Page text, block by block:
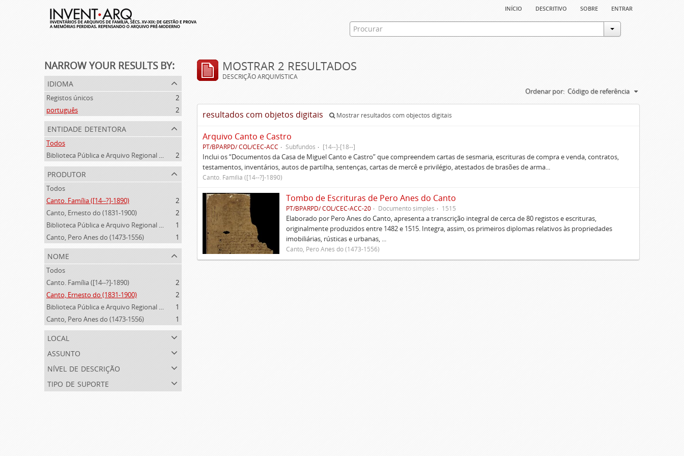
início descritivo sobre entrar
NARROW YOUR RESULTS BY:
idioma
Registos únicos
2
português
2
entidade detentora
Todos
Biblioteca Pública e Arquivo Regional de Ponta Delgada
2
produtor
Todos
Canto. Família ([14--?]-1890)
2
Canto, Ernesto do (1831-1900)
2
Biblioteca Pública e Arquivo Regional de Ponta Delgada (1841- )
1
Canto, Pero Anes do (1473-1556)
1
nome
Todos
Canto. Família ([14--?]-1890)
2
Canto, Ernesto do (1831-1900)
2
Biblioteca Pública e Arquivo Regional de Ponta Delgada (1841- )
1
Canto, Pero Anes do (1473-1556)
1
local
assunto
nível de descrição
tipo de suporte
MOSTRAR 2 RESULTADOS
DESCRIÇÃO ARQUIVÍSTICA
Ordenar por: Código de referência
resultados com objetos digitais Mostrar resultados com objectos digitais
Arquivo Canto e Castro
PT/BPARPD/ COL/CEC-ACC Subfundos [14--]-[18--]
Inclui os “Documentos da Casa de Miguel Canto e Castro” que compreendem cartas de sesmaria, escrituras de compra e venda, contratos,
testamentos, inventários, autos de partilha, sentenças, cartas de mercê e privilégio, atestados de brasões de arma...
Canto. Família ([14--?]-1890)
Tombo de Escrituras de Pero Anes do Canto
PT/BPARPD/ COL/CEC-ACC-20 Documento simples 1515
Elaborado por Pero Anes do Canto, apresenta a transcrição integral de cerca de 80 registos e escrituras,
originalmente produzidos entre 1482 e 1515. Integra, assim, os primeiros diplomas relativos às propriedades
imobiliárias, rústicas e urbanas, ...
Canto, Pero Anes do (1473-1556)